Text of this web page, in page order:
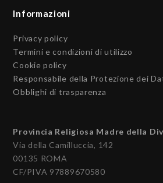
Informazioni
Privacy policy
Termini e condizioni di utilizzo
Cookie policy
Responsabile della Protezione dei
Obblighi di trasparenza
Provincia Religiosa Madre della
Via della Camilluccia, 142
00135 ROMA
CF/PIVA 97889670580